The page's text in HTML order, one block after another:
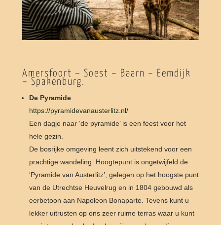
Amersfoort – Soest – Baarn – Eemdijk
– Spakenburg.
De Pyramide
https://pyramidevanausterlitz.nl/
Een dagje naar ‘de pyramide’ is een feest voor het
hele gezin.
De bosrijke omgeving leent zich uitstekend voor een
prachtige wandeling. Hoogtepunt is ongetwijfeld de
‘Pyramide van Austerlitz’, gelegen op het hoogste punt
van de Utrechtse Heuvelrug en in 1804 gebouwd als
eerbetoon aan Napoleon Bonaparte. Tevens kunt u
lekker uitrusten op ons zeer ruime terras waar u kunt